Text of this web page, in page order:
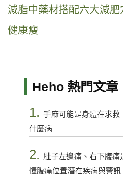
減脂中藥材搭配六大減
健康瘦
Heho 熱門文章
1. 手麻可能是身體在求救
什麼病
2. 肚子左邊痛、右下腹
懂腹痛位置潛在疾病與警訊